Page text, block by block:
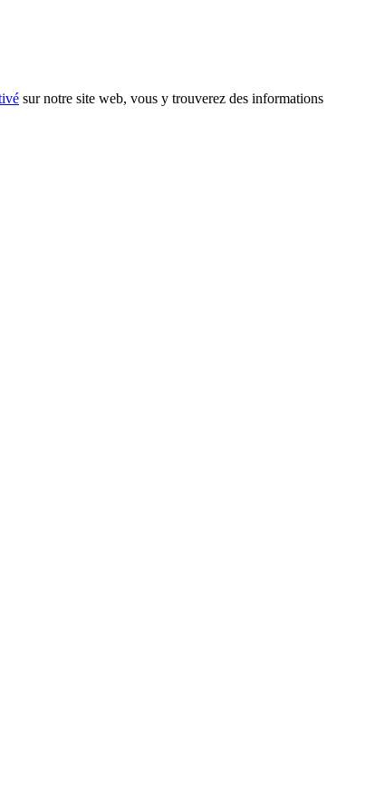
sur notre site web, vous y trouverez des informations